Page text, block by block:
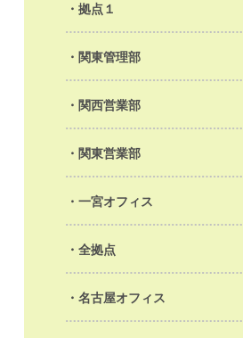
拠点１
関東管理部
関西営業部
関東営業部
一宮オフィス
全拠点
名古屋オフィス